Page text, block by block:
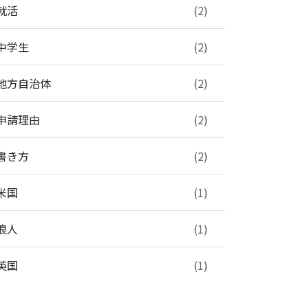
活 (2)
学生 (2)
方自治体 (2)
請理由 (2)
き方 (2)
国 (1)
人 (1)
国 (1)